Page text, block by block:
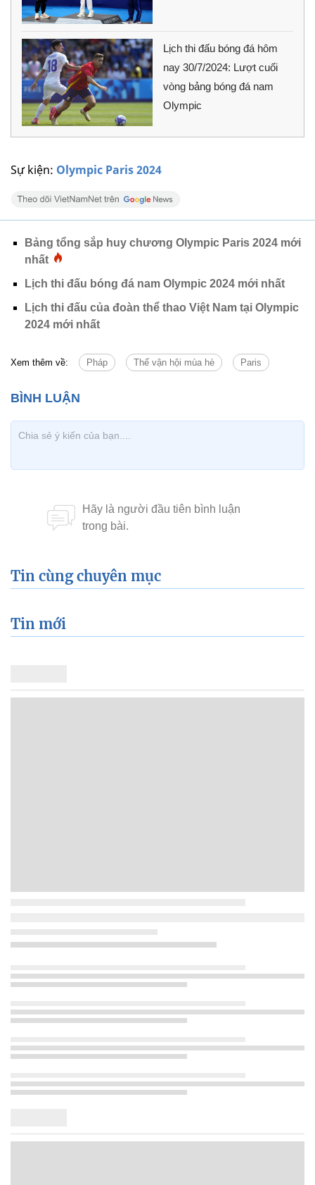
Sự kiện: Olympic Paris 2024
Lịch thi đấu bóng đá hôm
nay 30/7/2024: Lượt cuối
vòng bảng bóng đá nam
Olympic
Bảng tổng sắp huy chương Olympic Paris 2024 mới
nhất
Lịch thi đấu bóng đá nam Olympic 2024 mới nhất
Lịch thi đấu của đoàn thể thao Việt Nam tại Olympic
2024 mới nhất
Xem thêm về: Pháp Thế vận hội mùa hè Paris
Tin cùng chuyên mục
Tin mới